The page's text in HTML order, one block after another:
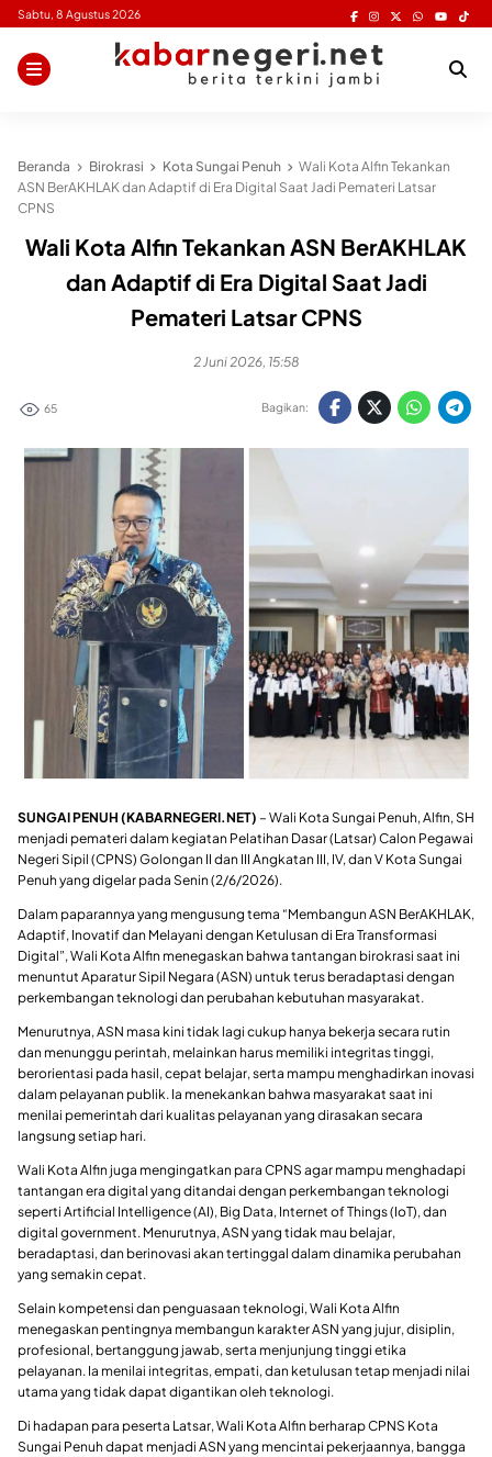
Skip
content
Sabtu, 8 Agustus 2026
Beranda Birokrasi Kota Sungai Penuh
Wali Kota Alfin Tekankan
ASN BerAKHLAK dan Adaptif di Era Digital Saat Jadi Pemateri Latsar
CPNS
Wali Kota Alfin Tekankan ASN BerAKHLAK
dan Adaptif di Era Digital Saat Jadi
Pemateri Latsar CPNS
2 Juni 2026, 15:58
65 Bagikan:
SUNGAI PENUH (KABARNEGERI.NET) – Wali Kota Sungai Penuh, Alfin, SH
menjadi pemateri dalam kegiatan Pelatihan Dasar (Latsar) Calon Pegawai
Negeri Sipil (CPNS) Golongan II dan III Angkatan III, IV, dan V Kota Sungai
Penuh yang digelar pada Senin (2/6/2026).
Dalam paparannya yang mengusung tema “Membangun ASN BerAKHLAK,
Adaptif, Inovatif dan Melayani dengan Ketulusan di Era Transformasi
Digital”, Wali Kota Alfin menegaskan bahwa tantangan birokrasi saat ini
menuntut Aparatur Sipil Negara (ASN) untuk terus beradaptasi dengan
perkembangan teknologi dan perubahan kebutuhan masyarakat.
Menurutnya, ASN masa kini tidak lagi cukup hanya bekerja secara rutin
dan menunggu perintah, melainkan harus memiliki integritas tinggi,
berorientasi pada hasil, cepat belajar, serta mampu menghadirkan inovasi
dalam pelayanan publik. Ia menekankan bahwa masyarakat saat ini
menilai pemerintah dari kualitas pelayanan yang dirasakan secara
langsung setiap hari.
Wali Kota Alfin juga mengingatkan para CPNS agar mampu menghadapi
tantangan era digital yang ditandai dengan perkembangan teknologi
seperti Artificial Intelligence (AI), Big Data, Internet of Things (IoT), dan
digital government. Menurutnya, ASN yang tidak mau belajar,
beradaptasi, dan berinovasi akan tertinggal dalam dinamika perubahan
yang semakin cepat.
Selain kompetensi dan penguasaan teknologi, Wali Kota Alfin
menegaskan pentingnya membangun karakter ASN yang jujur, disiplin,
profesional, bertanggung jawab, serta menjunjung tinggi etika
pelayanan. Ia menilai integritas, empati, dan ketulusan tetap menjadi nilai
utama yang tidak dapat digantikan oleh teknologi.
Di hadapan para peserta Latsar, Wali Kota Alfin berharap CPNS Kota
Sungai Penuh dapat menjadi ASN yang mencintai pekerjaannya, bangga